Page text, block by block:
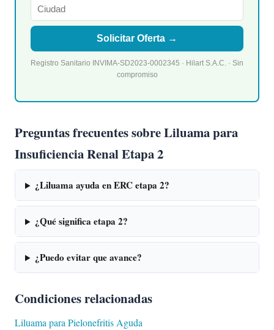
Solicitar Oferta →
Registro Sanitario INVIMA-SD2023-0002345 · Hilart S.A.C. · Sin
compromiso
Preguntas frecuentes sobre Liluama para
Insuficiencia Renal Etapa 2
¿Liluama ayuda en ERC etapa 2?
¿Qué significa etapa 2?
¿Puedo evitar que avance?
Condiciones relacionadas
Liluama para Pielonefritis Aguda